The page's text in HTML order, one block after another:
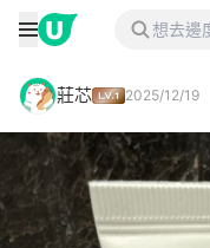
莊芯 2025/12/19